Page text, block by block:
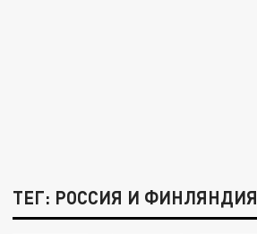
ТЕГ: РОССИЯ И ФИНЛЯНДИЯ